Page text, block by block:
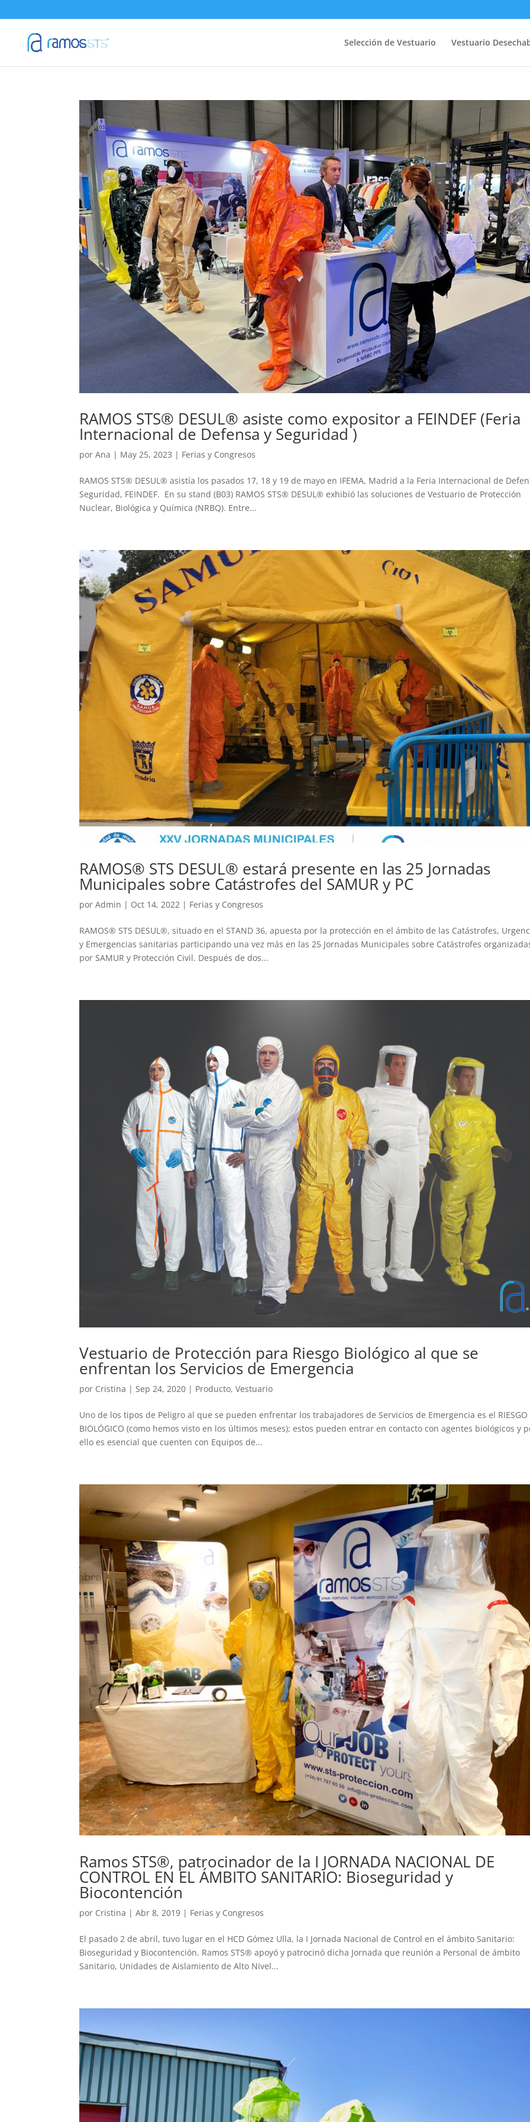
Selección de Vestuario Vestuario
RAMOS STS® DESUL® asiste como expositor a FEINDEF (Feria
Internacional de Defensa y Seguridad )
porAna | May 25, 2023 | Ferias y Congresos
RAMOS STS® DESUL® asistía los pasados 17, 18 y 19 de mayo en IFEMA, Madrid a la Feria Internacional de
Seguridad, FEINDEF. En su stand (B03) RAMOS STS® DESUL® exhibió las soluciones de Vestuario de Protección
Nuclear, Biológica y Química (NRBQ). Entre...
RAMOS® STS DESUL® estará presente en las 25 Jornadas
Municipales sobre Catástrofes del SAMUR y PC
porAdmin | Oct 14, 2022 | Ferias y Congresos
RAMOS® STS DESUL®, situado en el STAND 36, apuesta por la protección en el ámbito de las Catástrofes,
y Emergencias sanitarias participando una vez más en las 25 Jornadas Municipales sobre Catástrofes
por SAMUR y Protección Civil. Después de dos...
Vestuario de Protección para Riesgo Biológico al que se
enfrentan los Servicios de Emergencia
por Cristina |Sep 24, 2020 | Producto,Vestuario
Uno de los tipos de Peligro al que se pueden enfrentar los trabajadores de Servicios de Emergencia es el RIESGO
BIOLÓGICO (como hemos visto en los últimos meses); estos pueden entrar en contacto con agentes biológicos y
ello es esencial que cuenten con Equipos de...
Ramos STS®, patrocinador de la I JORNADA NACIONAL DE
CONTROL EN EL ÁMBITO SANITARIO: Bioseguridad y
Biocontención
por Cristina |Abr 8, 2019 | Ferias y Congresos
El pasado 2 de abril, tuvo lugar en el HCD Gómez Ulla, la I Jornada Nacional de Control en el ámbito Sanitario:
Bioseguridad y Biocontención. Ramos STS® apoyó y patrocinó dicha Jornada que reunión a Personal de ámbito
Sanitario, Unidades de Aislamiento de Alto Nivel...